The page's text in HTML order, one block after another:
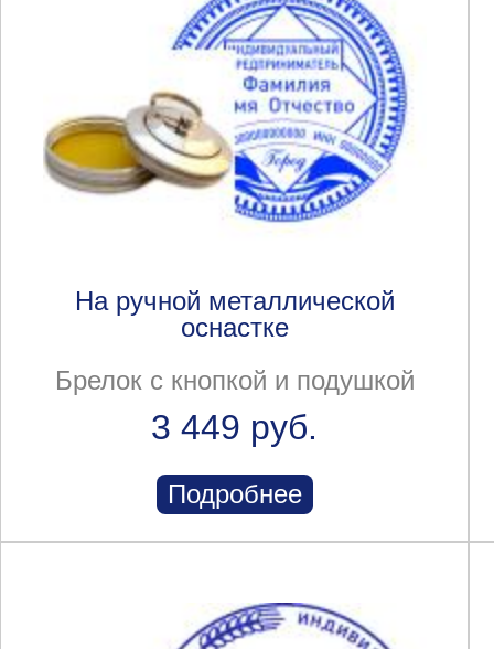
На ручной металлической
оснастке
Брелок с кнопкой и подушкой
3 449 руб.
Подробнее